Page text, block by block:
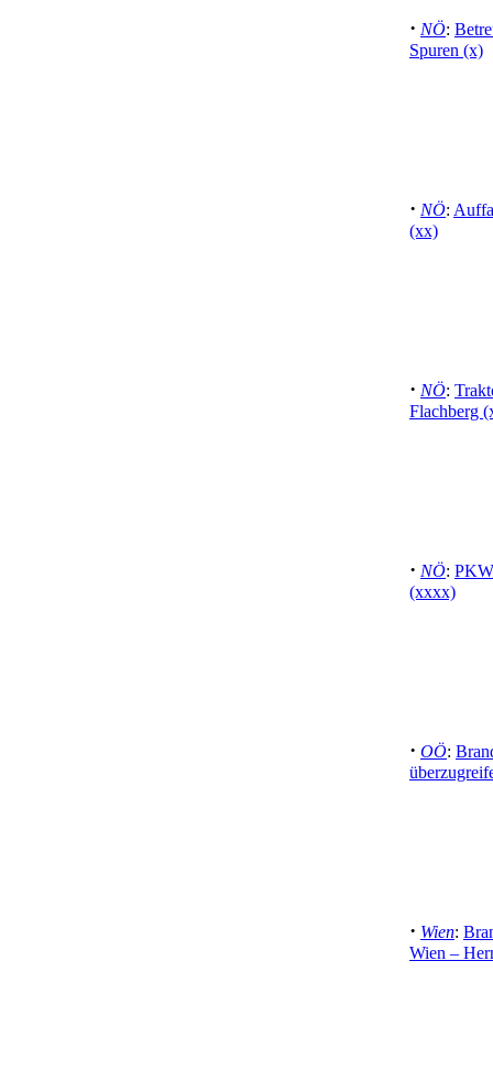
· NÖ:
Spuren (x)
· NÖ:
(xx)
· NÖ:
Flachberg
· NÖ:
(xxxx)
· OÖ:
· Wien:
Wien –